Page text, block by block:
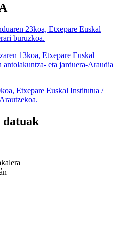
23koa, Etxepare Euskal
buruzkoa.
13koa, Etxepare Euskal
eta jarduera-Araudia
Etxepare Euskal Institutua /